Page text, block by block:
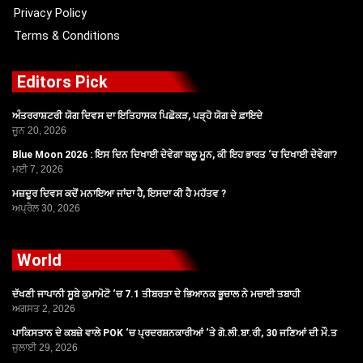
Privacy Policy
Terms & Conditions
Editors Pick
ਅੰਤਰਰਾਸ਼ਟਰੀ ਯੋਗ ਦਿਵਸ ਦਾ ਇਤਿਹਾਸਕ ਪਿਛੋਕੜ, ਪੜ੍ਹੋ ਯੋਗ ਦੇ ਫ਼ਾਇਦੇ
ਜੂਨ 20, 2026
Blue Moon 2026 : ਇਸ ਦਿਨ ਦਿਖਾਈ ਦੇਵੇਗਾ ਬਲੂ ਮੂਨ, ਕੀ ਇਹ ਭਾਰਤ ‘ਚ ਦਿਖਾਈ ਦੇਵੇਗਾ?
ਮਈ 7, 2026
ਮਜ਼ਦੂਰ ਦਿਵਸ ਕਦੋਂ ਮਨਾਇਆ ਜਾਂਦਾ ਹੈ, ਇਸਦਾ ਕੀ ਹੈ ਮਹੱਤਵ ?
ਅਪ੍ਰੈਲ 30, 2026
World
ਦੱਖਣੀ ਜਾਪਾਨੀ ਸੂਬੇ ਕੁਮਾਮੋਟੋ ‘ਚ 7.1 ਤੀਬਰਤਾ ਦੇ ਭਿਆਨਕ ਭੂਚਾਲ ਨੇ ਮਚਾਈ ਤਬਾਹੀ
ਅਗਸਤ 2, 2026
ਪਾਕਿਸਤਾਨ ਦੇ ਕਬਜ਼ੇ ਵਾਲੇ POK ‘ਚ ਪ੍ਰਦਰਸ਼ਨਕਾਰੀਆਂ ‘ਤੇ ਗੋ.ਲੀ.ਬਾ.ਰੀ, 30 ਜਣਿਆਂ ਦੀ ਮੌ.ਤ
ਜੁਲਾਈ 29, 2026